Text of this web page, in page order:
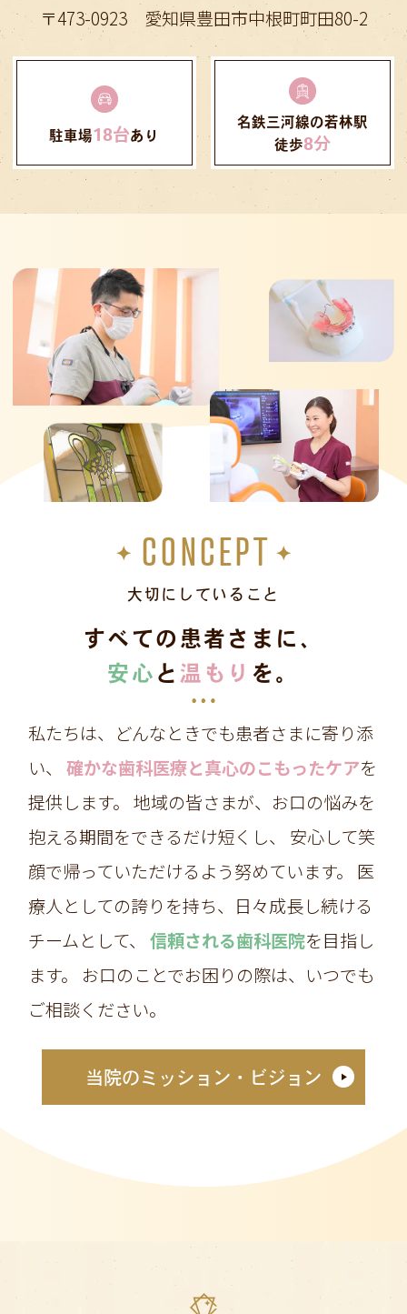
年末年始の休診のお知らせ
12月29日（月）〜1月4日（日）とさせて
いただきます
お休み期間中の歯のお痛みやお困りごとに
つきましては、誠に恐れ入れいますが、豊
田地域医療センターにご相談いただけます
時間：10:00-15:00 受付は30分前まで
電話：0565-34-3000
12月29日〜1月3日
〒473-0923 愛知県豊田市中根町町田80-2
駐車場18台あり
名鉄三河線の若林駅
徒歩8分
CONCEPT
大切にしていること
すべての患者さまに、
安心 と 温もり を。
私たちは、どんなときでも患者さまに寄り添
い、
確かな歯科医療と真心のこもったケアを
提供します。 地域の皆さまが、お口の悩みを
抱える期間をできるだけ短くし、
安心して笑
顔で帰っていただけるよう努めています。
医
療人としての誇りを持ち、日々成長し続ける
チームとして、
信頼される歯科医院を目指し
ます。
お口のことでお困りの際は、いつでも
ご相談ください。
当院のミッション・ビジョン